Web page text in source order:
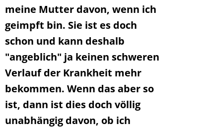
meine Mutter davon, wenn ich
geimpft bin. Sie ist es doch
schon und kann deshalb
"angeblich" ja keinen schweren
Verlauf der Krankheit mehr
bekommen. Wenn das aber so
ist, dann ist dies doch völlig
unabhängig davon, ob ich